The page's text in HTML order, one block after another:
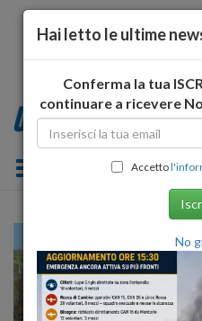
Toggle
Hai letto le ultime
Conferma la tua
continuare a ricevere
Accetto
No